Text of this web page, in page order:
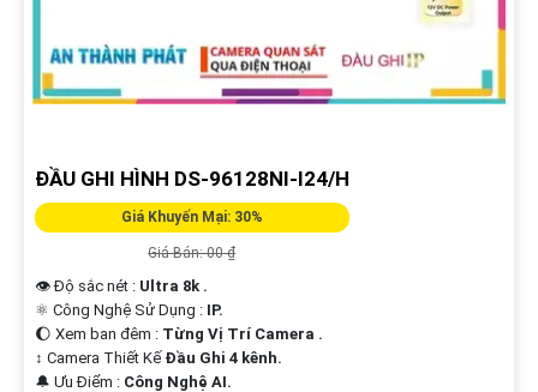
ĐẦU GHI HÌNH DS-96128NI-I24/H
Giá Khuyến Mại: 30%
Giá Bán: 00 ₫
👁 Độ sắc nét : Ultra 8k .
⚛️ Công Nghệ Sử Dụng : IP.
🌔 Xem ban đêm : Từng Vị Trí Camera .
↕️ Camera Thiết Kế Đầu Ghi 4 kênh.
️🔔 Ưu Điểm : Công Nghệ AI.